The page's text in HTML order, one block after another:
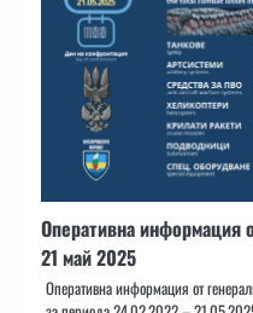
Оперативна информация
21 май 2025
Оперативна информация от